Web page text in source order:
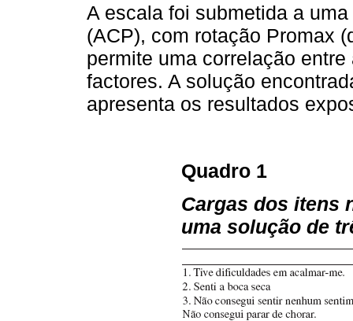
A escala foi submetida a
(ACP), com rotação Promax
permite uma correlação
factores. A solução
apresenta os resultados
Quadro 1
Cargas dos itens
uma solução de